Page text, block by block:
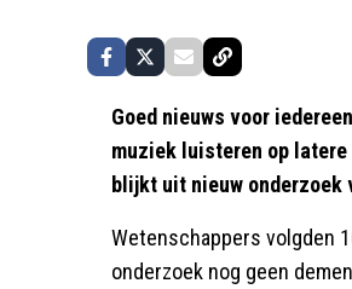
Goed nieuws voor
muziek luisteren op
blijkt uit nieuw onderzoek
Wetenschappers volgden
onderzoek nog geen